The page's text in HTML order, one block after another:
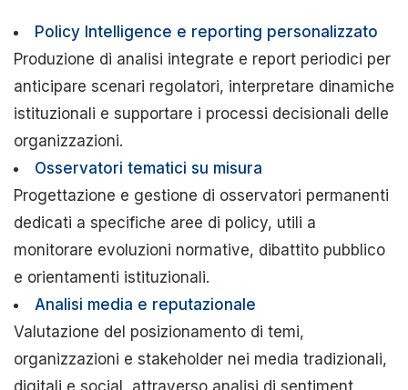
Policy Intelligence e reporting personalizzato
Produzione di analisi integrate e report periodici per
anticipare scenari regolatori, interpretare dinamiche
istituzionali e supportare i processi decisionali delle
organizzazioni.
Osservatori tematici su misura
Progettazione e gestione di osservatori permanenti
dedicati a specifiche aree di policy, utili a
monitorare evoluzioni normative, dibattito pubblico
e orientamenti istituzionali.
Analisi media e reputazionale
Valutazione del posizionamento di temi,
organizzazioni e stakeholder nei media tradizionali,
digitali e social, attraverso analisi di sentiment,